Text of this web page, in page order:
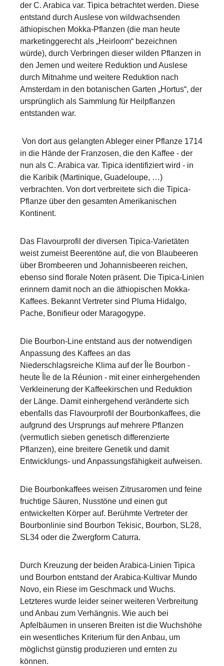
der C. Arabica var. Tipica betrachtet werden. Diese
entstand durch Auslese von wildwachsenden
äthiopischen Mokka-Pflanzen (die man heute
marketinggerecht als „Heirloom“ bezeichnen
würde), durch Verbringen dieser wilden Pflanzen in
den Jemen und weitere Reduktion und Auslese
durch Mitnahme und weitere Reduktion nach
Amsterdam in den botanischen Garten „Hortus“, der
ursprünglich als Sammlung für Heilpflanzen
entstanden war.
Von dort aus gelangten Ableger einer Pflanze 1714
in die Hände der Franzosen, die den Kaffee - der
nun als C. Arabica var. Tipica identifiziert wird - in
die Karibik (Martinique, Guadeloupe, …)
verbrachten. Von dort verbreitete sich die Tipica-
Pflanze über den gesamten Amerikanischen
Kontinent.
Das Flavourprofil der diversen Tipica-Varietäten
weist zumeist Beerentöne auf, die von Blaubeeren
über Brombeeren und Johannisbeeren reichen,
ebenso sind florale Noten präsent. Die Tipica-Linien
erinnern damit noch an die äthiopischen Mokka-
Kaffees. Bekannt Vertreter sind Pluma Hidalgo,
Pache, Bonifieur oder Maragogype.
Die Bourbon-Line entstand aus der notwendigen
Anpassung des Kaffees an das
Niederschlagsreiche Klima auf der Île Bourbon -
heute Île de la Réunion - mit einer einhergehenden
Verkleinerung der Kaffeekirschen und Reduktion
der Länge. Damit einhergehend veränderte sich
ebenfalls das Flavourprofil der Bourbonkaffees, die
aufgrund des Ursprungs auf mehrere Pflanzen
(vermutlich sieben genetisch differenzierte
Pflanzen), eine breitere Genetik und damit
Entwicklungs- und Anpassungsfähigkeit aufweisen.
Die Bourbonkaffees weisen Zitrusaromen und feine
fruchtige Säuren, Nusstöne und einen gut
entwickelten Körper auf. Berühmte Vertreter der
Bourbonlinie sind Bourbon Tekisic, Bourbon, SL28,
SL34 oder die Zwergform Caturra.
Durch Kreuzung der beiden Arabica-Linien Tipica
und Bourbon entstand der Arabica-Kultivar Mundo
Novo, ein Riese im Geschmack und Wuchs.
Letzteres wurde leider seiner weiteren Verbreitung
und Anbau zum Verhängnis. Wie auch bei
Apfelbäumen in unseren Breiten ist die Wuchshöhe
ein wesentliches Kriterium für den Anbau, um
möglichst günstig produzieren und ernten zu
können.